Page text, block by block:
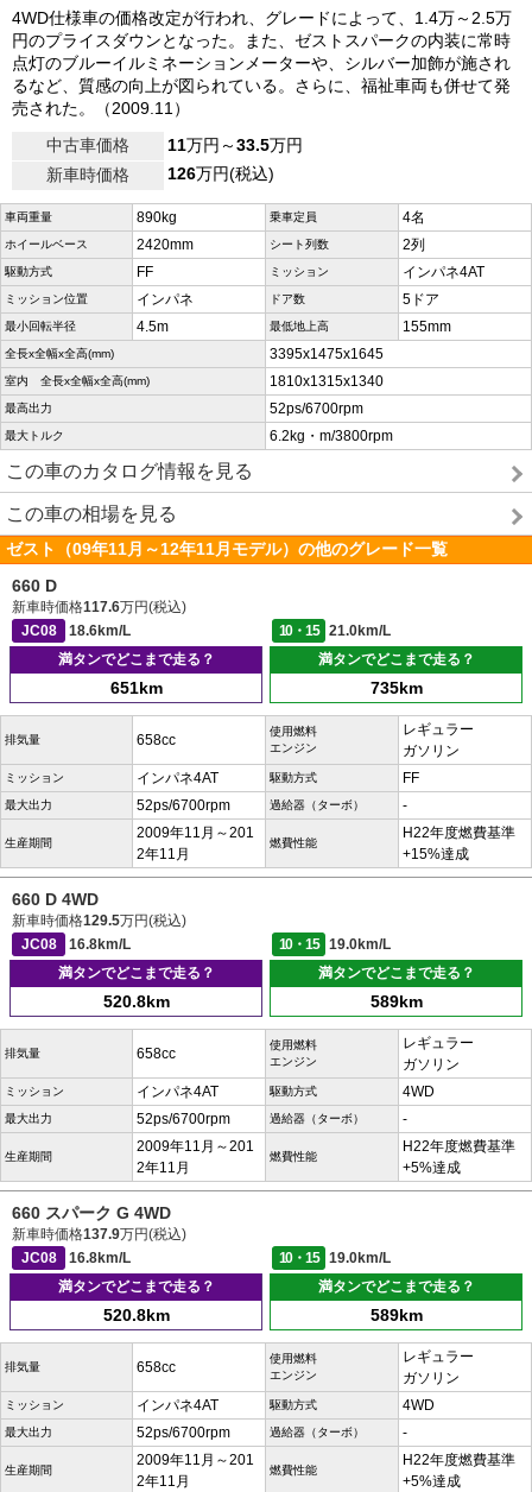
4WD仕様車の価格改定が行われ、グレードによって、1.4万～2.5万
円のプライスダウンとなった。また、ゼストスパークの内装に常時
点灯のブルーイルミネーションメーターや、シルバー加飾が施され
るなど、質感の向上が図られている。さらに、福祉車両も併せて発
売された。（2009.11）
中古車価格
11万円～33.5万円
新車時価格
126万円(税込)
車両重量 890kg 乗車定員 4名
ホイールベース 2420mm シート列数 2列
駆動方式 FF ミッション インパネ4AT
ミッション位置 インパネ ドア数 5ドア
最小回転半径 4.5m 最低地上高 155mm
全長x全幅x全高(mm) 3395x1475x1645
室内 全長x全幅x全高(mm) 1810x1315x1340
最高出力 52ps/6700rpm
最大トルク 6.2kg・m/3800rpm
この車のカタログ情報を見る
この車の相場を見る
ゼスト（09年11月～12年11月モデル）の他のグレード一覧
660 D
新車時価格117.6万円(税込)
JC08
18.6km/L 10・15
21.0km/L
満タンでどこまで走る？
651km
満タンでどこまで走る？
735km
排気量 658cc
使用燃料
エンジン
レギュラー
ガソリン
ミッション インパネ4AT 駆動方式 FF
最大出力 52ps/6700rpm 過給器（ターボ） -
生産期間
2009年11月～201
2年11月
燃費性能
H22年度燃費基準
+15%達成
660 D 4WD
新車時価格129.5万円(税込)
JC08
16.8km/L 10・15
19.0km/L
満タンでどこまで走る？
520.8km
満タンでどこまで走る？
589km
排気量 658cc
使用燃料
エンジン
レギュラー
ガソリン
ミッション インパネ4AT 駆動方式 4WD
最大出力 52ps/6700rpm 過給器（ターボ） -
生産期間
2009年11月～201
2年11月
燃費性能
H22年度燃費基準
+5%達成
660 スパーク G 4WD
新車時価格137.9万円(税込)
JC08
16.8km/L 10・15
19.0km/L
満タンでどこまで走る？
520.8km
満タンでどこまで走る？
589km
排気量 658cc
使用燃料
エンジン
レギュラー
ガソリン
ミッション インパネ4AT 駆動方式 4WD
最大出力 52ps/6700rpm 過給器（ターボ） -
生産期間
2009年11月～201
2年11月
燃費性能
H22年度燃費基準
+5%達成